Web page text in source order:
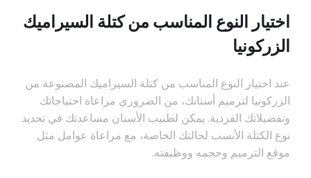
اختيار النوع المناسب من كتلة السيراميك
الزركونيا
عند اختيار النوع المناسب من كتلة السيراميك المصنوعة من
الزركونيا لترميم أسنانك، من الضروري مراعاة احتياجاتك
وتفضيلاتك الفردية. يمكن لطبيب الأسنان مساعدتك في تحديد
نوع الكتلة الأنسب لحالتك الخاصة، مع مراعاة عوامل مثل
موقع الترميم وحجمه ووظيفته.